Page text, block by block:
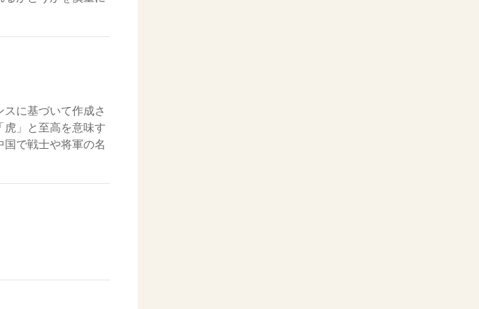
スに基づいて作成さ
」と至高を意味す
で戦士や将軍の名